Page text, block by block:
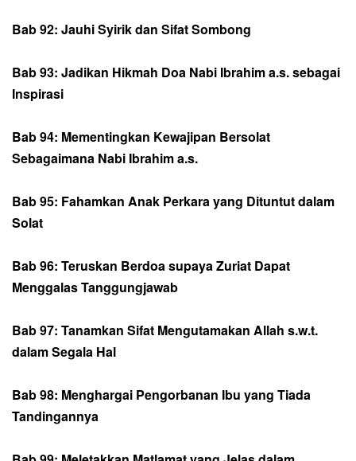
Bab 92: Jauhi Syirik dan Sifat Sombong
Bab 93: Jadikan Hikmah Doa Nabi Ibrahim a.s. sebagai
Inspirasi
Bab 94: Mementingkan Kewajipan Bersolat
Sebagaimana Nabi Ibrahim a.s.
Bab 95: Fahamkan Anak Perkara yang Dituntut dalam
Solat
Bab 96: Teruskan Berdoa supaya Zuriat Dapat
Menggalas Tanggungjawab
Bab 97: Tanamkan Sifat Mengutamakan Allah s.w.t.
dalam Segala Hal
Bab 98: Menghargai Pengorbanan Ibu yang Tiada
Tandingannya